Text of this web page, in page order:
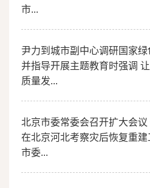
市...
尹力到城市副中心调研国家
并指导开展主题教育时强调
质量发...
北京市委常委会召开扩大会
在北京河北考察灾后恢复重
市委...